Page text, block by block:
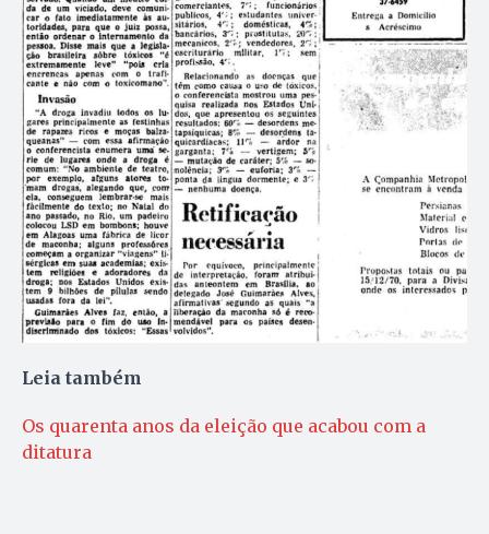
Leia também
Os quarenta anos da eleição que acabou com a
ditatura